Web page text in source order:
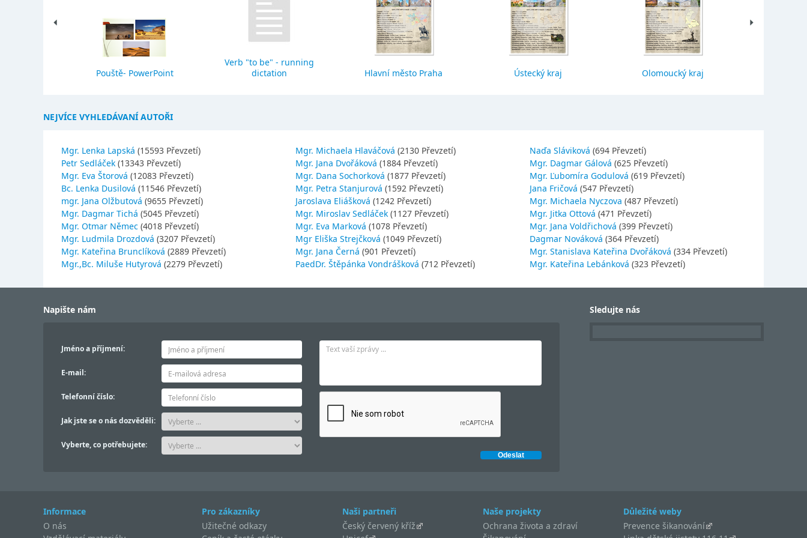
Pouště- PowerPoint
Verb "to be" - running
dictation
Hlavní město Praha Ústecký kraj Olomoucký kraj
NEJVÍCE VYHLEDÁVANÍ AUTOŘI
Mgr. Lenka Lapská (15593 Převzetí)
Petr Sedláček (13343 Převzetí)
Mgr. Eva Štorová (12083 Převzetí)
Bc. Lenka Dusilová (11546 Převzetí)
mgr. Jana Olžbutová (9655 Převzetí)
Mgr. Dagmar Tichá (5045 Převzetí)
Mgr. Otmar Němec (4018 Převzetí)
Mgr. Ludmila Drozdová (3207 Převzetí)
Mgr. Kateřina Brunclíková (2889 Převzetí)
Mgr.,Bc. Miluše Hutyrová (2279 Převzetí)
Mgr. Michaela Hlaváčová (2130 Převzetí)
Mgr. Jana Dvořáková (1884 Převzetí)
Mgr. Dana Sochorková (1877 Převzetí)
Mgr. Petra Stanjurová (1592 Převzetí)
Jaroslava Eliášková (1242 Převzetí)
Mgr. Miroslav Sedláček (1127 Převzetí)
Mgr. Eva Marková (1078 Převzetí)
Mgr Eliška Strejčková (1049 Převzetí)
Mgr. Jana Černá (901 Převzetí)
PaedDr. Štěpánka Vondrášková (712 Převzetí)
Naďa Sláviková (694 Převzetí)
Mgr. Dagmar Gálová (625 Převzetí)
Mgr. Ľubomíra Godulová (619 Převzetí)
Jana Fričová (547 Převzetí)
Mgr. Michaela Nyczova (487 Převzetí)
Mgr. Jitka Ottová (471 Převzetí)
Mgr. Jana Voldřichová (399 Převzetí)
Dagmar Nováková (364 Převzetí)
Mgr. Stanislava Kateřina Dvořáková (334 Převzetí)
Mgr. Kateřina Lebánková (323 Převzetí)
Napište nám
Jméno a příjmení:
E-mail:
Telefonní číslo:
Jak jste se o nás dozvěděli:
Vyberte, co potřebujete:
Sledujte nás
Informace
O nás
Pro zákazníky
Užitečné odkazy
Naši partneři
Český červený kříž
Naše projekty
Ochrana života a zdraví
Důležité weby
Prevence šikanování